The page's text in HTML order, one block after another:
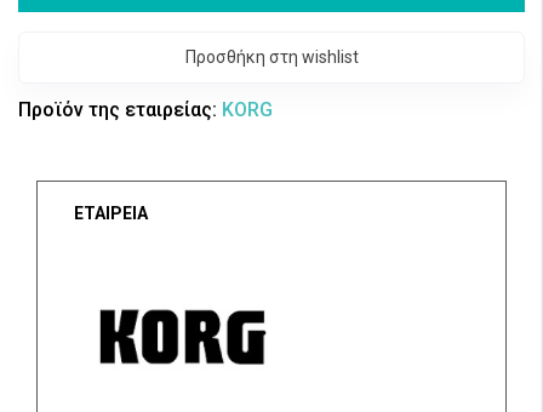
Προσθήκη στη wishlist
Προϊόν της εταιρείας: KORG
ΕΤΑΙΡΕΙΑ